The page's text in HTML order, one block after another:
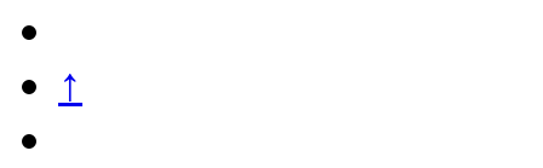
↑